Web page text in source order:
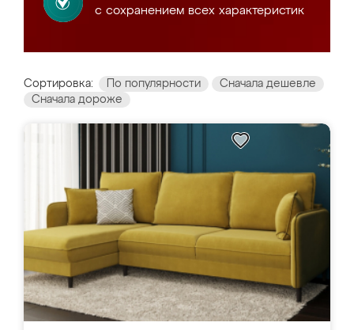
с сохранением всех характеристик
Сортировка: По популярности
Сначала дешевле
Сначала дороже